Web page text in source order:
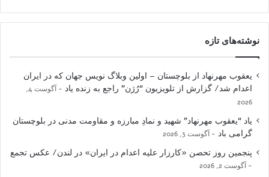
نوشته‌های تازه
یعقوب مهرنهاد از بلوچستان – اولین وبلاگ نویس جهان که در ایران
اعدام شد/ گزارش از تلویزیون “رُژن” راجع به زنده یاد
آگوست 4,
2026
یاد “یعقوب مهرنهاد” شهید و نمادِ مبارزه و مقاومت مدنی در بلوچستان
گرامی باد
آگوست 3, 2026
پنجمین روز تحصن «کارزار علیه اعدام در ایران» در لندن/ عکس تجمع
آگوست 2, 2026